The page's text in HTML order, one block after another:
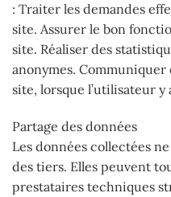
: Traiter les demandes
site. Assurer le bon
site. Réaliser des
anonymes.
site, lorsque l’utilisateur y
Partage des données
Les données collectées
des tiers. Elles peuvent
prestataires techniques